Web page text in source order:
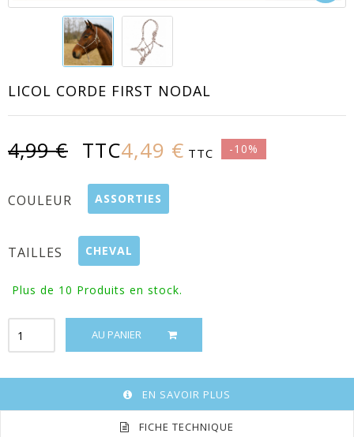
LICOL CORDE FIRST NODAL
4,99 € TTC4,49 € TTC -10%
COULEUR ASSORTIES
TAILLES CHEVAL
Plus de 10 Produits en stock.
AU PANIER
EN SAVOIR PLUS
FICHE TECHNIQUE